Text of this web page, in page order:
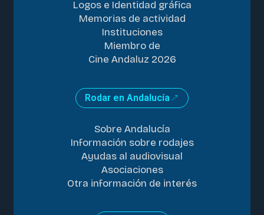
Logos e Identidad gráfica
Memorias de actividad
Instituciones
Miembro de
Cine Andaluz 2026
Rodar en Andalucía
Sobre Andalucía
Información sobre rodajes
Ayudas al audiovisual
Asociaciones
Otra información de interés